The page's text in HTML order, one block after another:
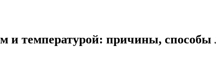
и температурой: причины, способы